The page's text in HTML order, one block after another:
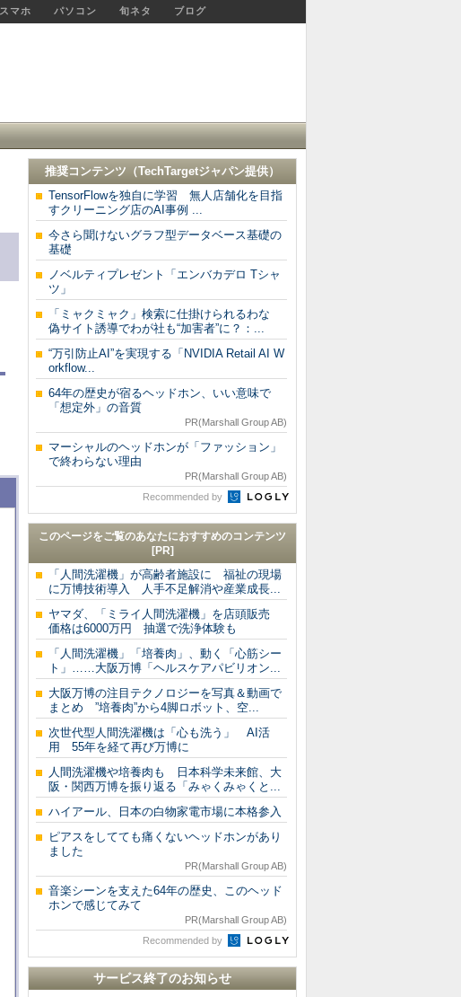
スマホ パソコン 旬ネタ ブログ
推奨コンテンツ（TechTargetジャパン提供）
TensorFlowを独自に学習 無人店舗化を目指
すクリーニング店のAI事例 ...
今さら聞けないグラフ型データベース基礎の
基礎
ノベルティプレゼント「エンバカデロ Tシャ
ツ」
「ミャクミャク」検索に仕掛けられるわな
偽サイト誘導でわが社も“加害者”に？：...
“万引防止AI”を実現する「NVIDIA Retail AI W
orkflow...
64年の歴史が宿るヘッドホン、いい意味で
「想定外」の音質
PR(Marshall Group AB)
マーシャルのヘッドホンが「ファッション」
で終わらない理由
PR(Marshall Group AB)
Recommended by
このページをご覧のあなたにおすすめのコンテンツ
[PR]
「人間洗濯機」が高齢者施設に 福祉の現場
に万博技術導入 人手不足解消や産業成長...
ヤマダ、「ミライ人間洗濯機」を店頭販売
価格は6000万円 抽選で洗浄体験も
「人間洗濯機」「培養肉」、動く「心筋シー
ト」……大阪万博「ヘルスケアパビリオン...
大阪万博の注目テクノロジーを写真＆動画で
まとめ ”培養肉”から4脚ロボット、空...
次世代型人間洗濯機は「心も洗う」 AI活
用 55年を経て再び万博に
人間洗濯機や培養肉も 日本科学未来館、大
阪・関西万博を振り返る「みゃくみゃくと...
ハイアール、日本の白物家電市場に本格参入
ピアスをしてても痛くないヘッドホンがあり
ました
PR(Marshall Group AB)
音楽シーンを支えた64年の歴史、このヘッド
ホンで感じてみて
PR(Marshall Group AB)
Recommended by
サービス終了のお知らせ